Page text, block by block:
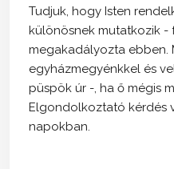
Tudjuk, hogy Isten
különösnek mutatkozik -
megakadályozta ebben.
egyházmegyénkkel és
püspök úr -, ha ő mégis
Elgondolkoztató kérdés
napokban.